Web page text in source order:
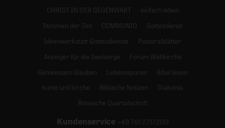
CHRIST IN DER GEGENWART
einfach leben
Stimmen der Zeit
COMMUNIO
Gottesdienst
Ideenwerkstatt Gottesdienste
Pastoralblätter
Anzeiger für die Seelsorge
Forum Weltkirche
Gemeinsam Glauben
Lebensspuren
Bibel lesen
kunst und kirche
Biblische Notizen
Diakonia
Römische Quartalschrift
Kundenservice +49 761 2717200